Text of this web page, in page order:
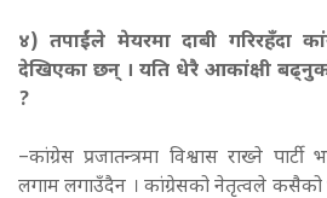
४) तपाईंले मेयरमा दाबी गरिरहँदा
देखिएका छन् । यति धेरै आकांक्षी
?
–कांग्रेस प्रजातन्त्रमा विश्वास राख्ने
लगाम लगाउँदैन । कांग्रेसको नेतृत्वले कसैको